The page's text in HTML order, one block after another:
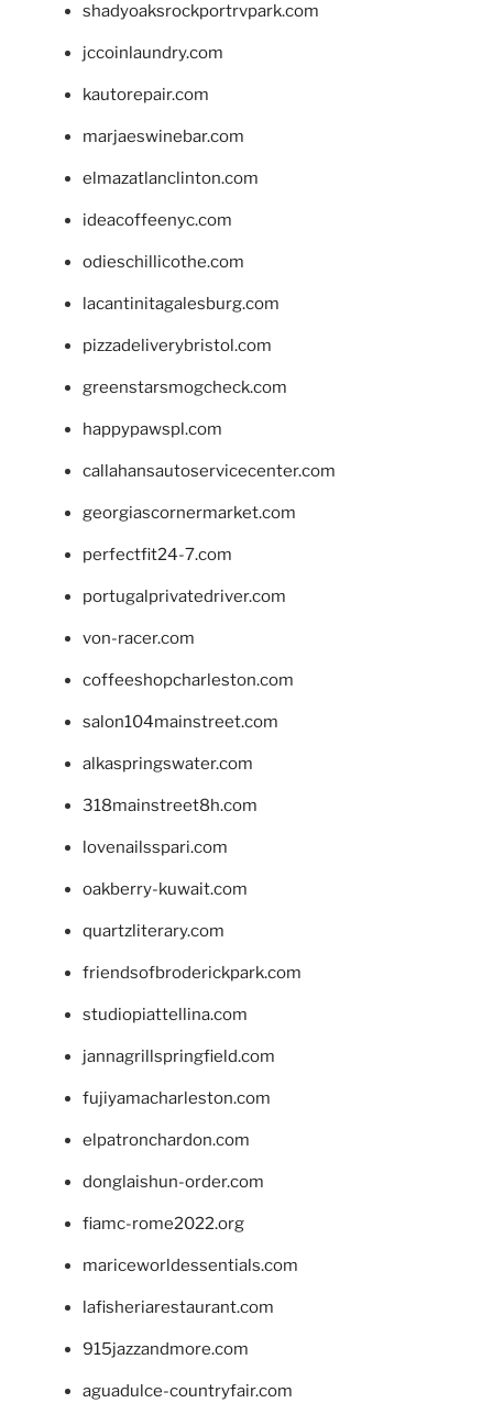
shadyoaksrockportrvpark.com
jccoinlaundry.com
kautorepair.com
marjaeswinebar.com
elmazatlanclinton.com
ideacoffeenyc.com
odieschillicothe.com
lacantinitagalesburg.com
pizzadeliverybristol.com
greenstarsmogcheck.com
happypawspl.com
callahansautoservicecenter.com
georgiascornermarket.com
perfectfit24-7.com
portugalprivatedriver.com
von-racer.com
coffeeshopcharleston.com
salon104mainstreet.com
alkaspringswater.com
318mainstreet8h.com
lovenailsspari.com
oakberry-kuwait.com
quartzliterary.com
friendsofbroderickpark.com
studiopiattellina.com
jannagrillspringfield.com
fujiyamacharleston.com
elpatronchardon.com
donglaishun-order.com
fiamc-rome2022.org
mariceworldessentials.com
lafisheriarestaurant.com
915jazzandmore.com
aguadulce-countryfair.com